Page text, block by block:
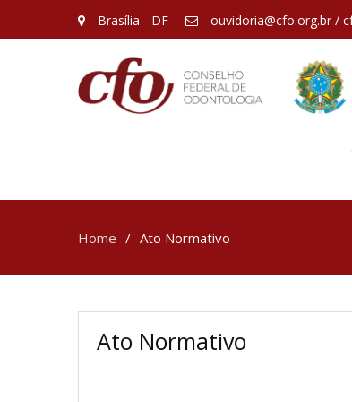
Brasília - DF ouvidoria@cfo.org.br /
Home Ato Normativo
Ato Normativo